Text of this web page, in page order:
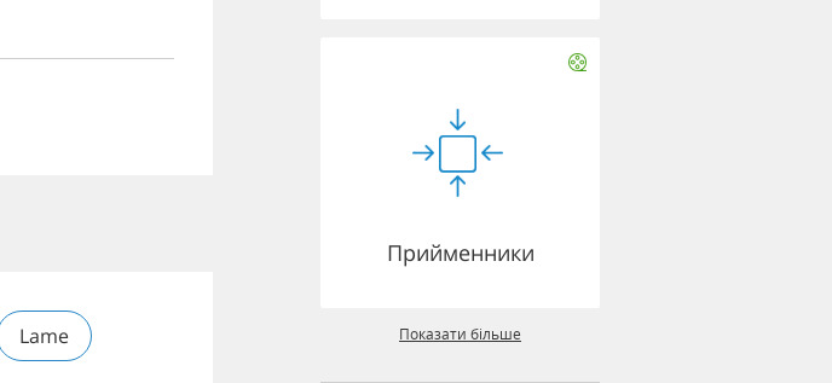
Lame
Прийменники
Показати більше